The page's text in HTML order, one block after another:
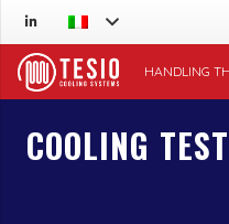
HANDLING
COOLING